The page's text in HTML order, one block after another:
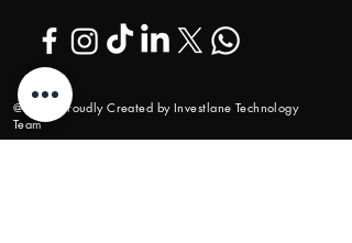
@2024 Proudly Created by Investlane Technology
Team